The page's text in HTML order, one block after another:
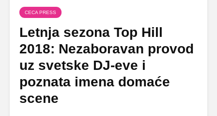
CECA PRESS
Letnja sezona Top Hill
2018: Nezaboravan provod
uz svetske DJ-eve i
poznata imena domaće
scene